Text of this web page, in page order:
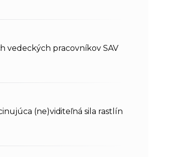
vedeckých pracovníkov SAV
(ne)viditeľná sila rastlín